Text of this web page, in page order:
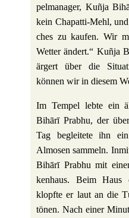
pel­ma­nager, Kuñja
kein Chapatti-Mehl,
ches zu kaufen. Wir
Wetter ändert.“ Kuñja
är­gert über die
können wir in diesem
Im Tempel lebte ein
Bihārī Prabhu, der
Tag beglei­tete ihn ein
Almosen sam­meln.
Bihārī Prabhu mit
ken­haus. Beim Haus
klopfte er laut an die
tönen. Nach einer